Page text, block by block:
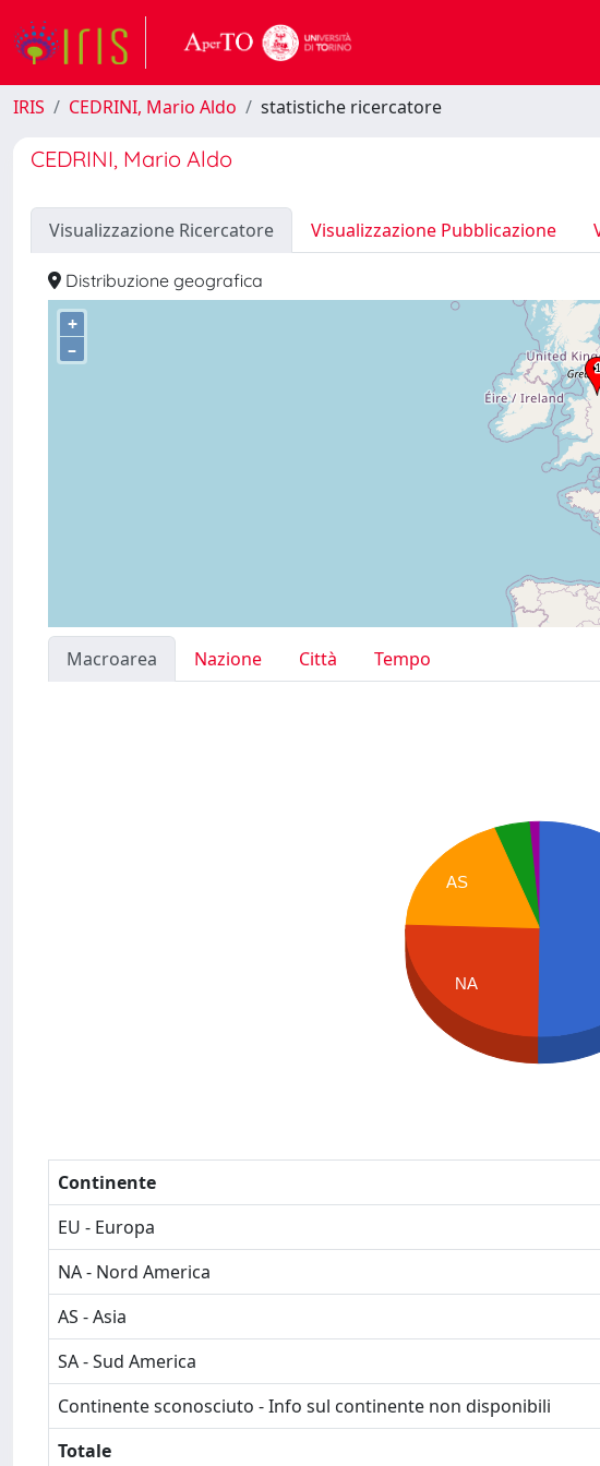
IRIS CEDRINI, Mario Aldo statistiche ricercatore
CEDRINI, Mario Aldo
Visualizzazione Ricercatore Visualizzazione Pubblicazione
Distribuzione geografica
+
–
Macroarea Nazione Città
Tempo
AS
NA
Continente
EU - Europa
NA - Nord America
AS - Asia
SA - Sud America
Continente sconosciuto - Info sul continente non disponibili
Totale